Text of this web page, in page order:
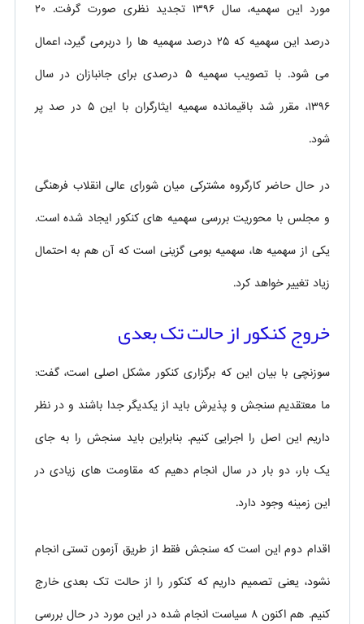
مورد این سهمیه، سال ۱۳۹۶ تجدید نظری صورت گرفت. ۲۰
درصد این سهمیه که ۲۵ درصد سهمیه ها را دربرمی گیرد، اعمال
می شود. با تصویب سهمیه ۵ درصدی برای جانبازان در سال
۱۳۹۶، مقرر شد باقیمانده سهمیه ایثارگران با این ۵ در صد پر
شود.
در حال حاضر کارگروه مشترکی میان شورای عالی انقلاب فرهنگی
و مجلس با محوریت بررسی سهمیه های کنکور ایجاد شده است.
یکی از سهمیه ها، سهمیه بومی گزینی است که آن هم به احتمال
زیاد تغییر خواهد کرد.
خروج کنکور از حالت تک بعدی
سوزنچی با بیان این که برگزاری کنکور مشکل اصلی است، گفت:
ما معتقدیم سنجش و پذیرش باید از یکدیگر جدا باشند و در نظر
داریم این اصل را اجرایی کنیم. بنابراین باید سنجش را به جای
یک بار، دو بار در سال انجام دهیم که مقاومت های زیادی در
این زمینه وجود دارد.
اقدام دوم این است که سنجش فقط از طریق آزمون تستی انجام
نشود، یعنی تصمیم داریم که کنکور را از حالت تک بعدی خارج
کنیم. هم اکنون ۸ سیاست انجام شده در این مورد در حال بررسی